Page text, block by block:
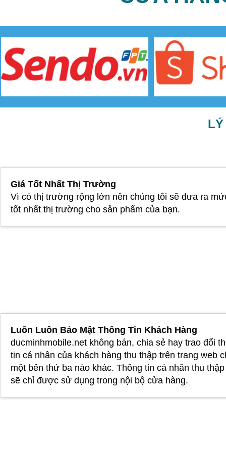
LÝ
Giá Tốt Nhất Thị Trường
Vì có thị trường rộng lớn nên chúng tôi sẽ đưa ra
tốt nhất thị trường cho sản phẩm của bạn.
Luôn Luôn Bảo Mật Thông Tin Khách Hàng
ducminhmobile.net không bán, chia sẻ hay trao đổi
tin cá nhân của khách hàng thu thập trên trang web
một bên thứ ba nào khác. Thông tin cá nhân thu
sẽ chỉ được sử dụng trong nội bộ cửa hàng.